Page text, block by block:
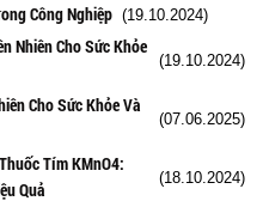
Công Nghiệp (19.10.2024)
Nhiên Cho Sức Khỏe
(19.10.2024)
Cho Sức Khỏe Và
(07.06.2025)
Tím KMnO4:
Quả
(18.10.2024)